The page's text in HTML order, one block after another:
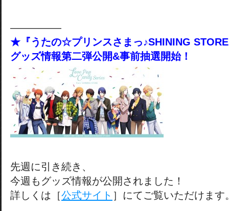
―――――
★『うたの☆プリンスさまっ♪SHINING
グッズ情報第二弾公開&事前抽選開始！
先週に引き続き、
今週もグッズ情報が公開されました！
詳しくは［公式サイト ］にてご覧いただけます